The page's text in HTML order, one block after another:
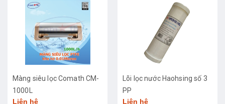
Màng siêu lọc Comath CM-
1000L
Liên hệ
Lõi lọc nước Haohsing số 3
PP
Liên hệ